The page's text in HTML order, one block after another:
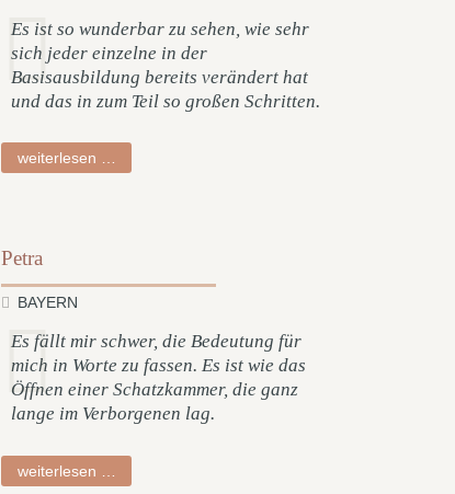
Es ist so wunderbar zu sehen, wie sehr
sich jeder einzelne in der
Basisausbildung bereits verändert hat
und das in zum Teil so großen Schritten.
weiterlesen …
Petra
BAYERN
Es fällt mir schwer, die Bedeutung für
mich in Worte zu fassen. Es ist wie das
Öffnen einer Schatzkammer, die ganz
lange im Verborgenen lag.
weiterlesen …